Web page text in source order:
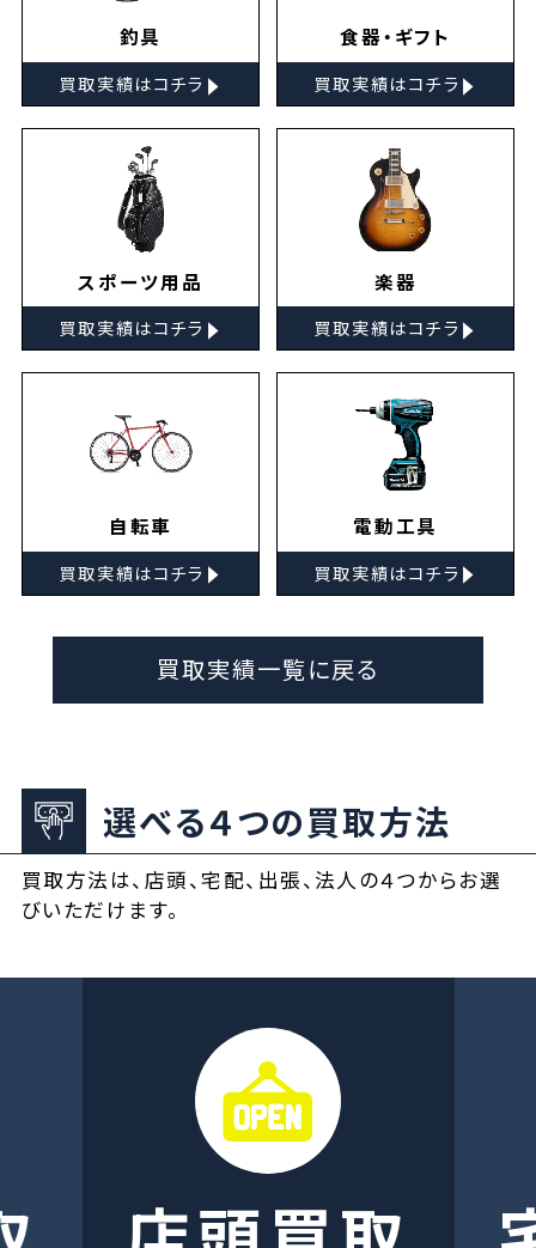
釣具
買取実績はコチラ ▸
食器・ギフト
買取実績はコチラ ▸
スポーツ用品
買取実績はコチラ ▸
楽器
買取実績はコチラ ▸
自転車
買取実績はコチラ ▸
電動工具
買取実績はコチラ ▸
買取実績一覧に戻る
選べる４つの買取方法
買取方法は、店頭、宅配、出張、法人の４つからお選
びいただけます。